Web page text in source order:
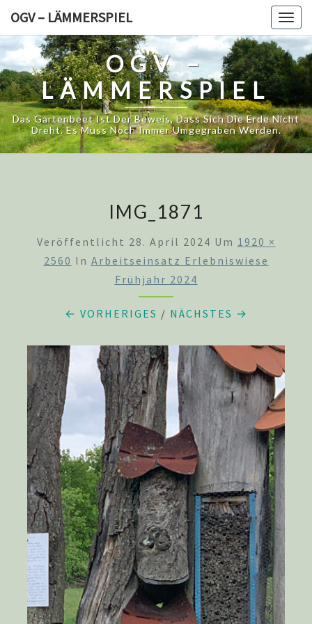
content
OGV – LÄMMERSPIEL
OGV –
LÄMMERSPIEL
Das Gartenbeet Ist Der Beweis, Dass Sich Die Erde Nicht
Dreht. Es Muss Noch Immer Umgegraben Werden.
IMG_1871
Veröffentlicht 28. April 2024 Um 1920 ×
2560 In Arbeitseinsatz Erlebniswiese
Frühjahr 2024
← VORHERIGES / NÄCHSTES →